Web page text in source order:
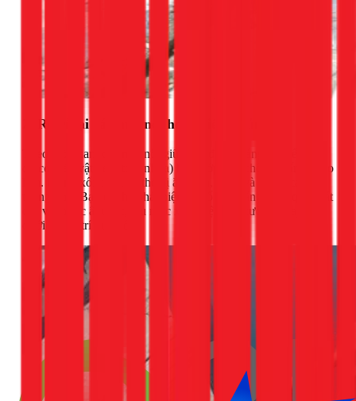
2. Rò rỉ tại các mối nối hoặc điểm thủng
Theo thời gian, các mối nối giữa các đoạn máng có thể bị hở
do co giãn vật liệu (tôn, nhựa) hoặc lớp keo chống thấm bị lão
hóa. Máng xối cũng có thể bị ăn mòn, rỉ sét và tạo ra các lỗ
thủng nhỏ. Bạn có thể phát hiện sự cố này bằng cách quan sát
các vệt nước ẩm ướt, rêu mốc xuất hiện trên tường ngay bên
dưới các vị trí mối nối.